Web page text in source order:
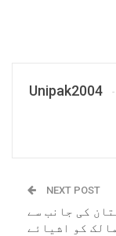
Unipak2004
NEXT POST
کی جانب سے
کو اشیائے